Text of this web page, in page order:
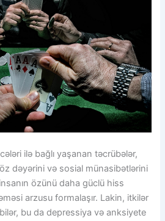
ilə bağlı yaşanan təcrübələr,
öz dəyərini və sosial münasibətlərini
özünü daha güclü hiss
arzusu formalaşır. Lakin, itkilər
bu da depressiya və anksiyete